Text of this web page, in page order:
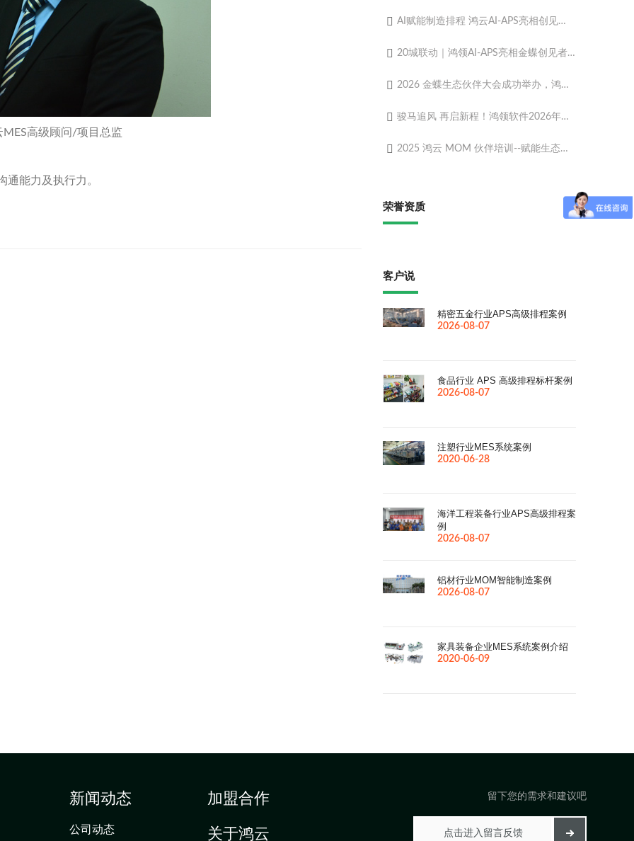
MES高级顾问/项目总监
能力及执行力。
AI赋能制造排程 鸿云AI-APS亮相创见者城市峰会·佛山站
20城联动｜鸿领AI-APS亮相金蝶创见者峰会佛山站，以数智力量赋能制造转型
2026 金蝶生态伙伴大会成功举办，鸿领 AI-APS 苍穹原生AI排程重磅发布！
骏马追风 再启新程！鸿领软件2026年度年会圆满落幕
2025 鸿云 MOM 伙伴培训--赋能生态伙伴共启智造新篇​
荣誉资质
客户说
精密五金行业APS高级排程案例
2026-08-07
食品行业 APS 高级排程标杆案例
2026-08-07
注塑行业MES系统案例
2020-06-28
海洋工程装备行业APS高级排程案
例
2026-08-07
铝材行业MOM智能制造案例
2026-08-07
家具装备企业MES系统案例介绍
2020-06-09
新闻动态
公司动态
加盟合作
关于鸿云
留下您的需求和建议吧